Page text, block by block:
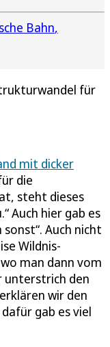
Bahn
für
mit dicker
die
steht dieses
Auch hier gab es
Auch nicht
Wildnis-
man dann vom
unterstrich den
wir den
gab es viel